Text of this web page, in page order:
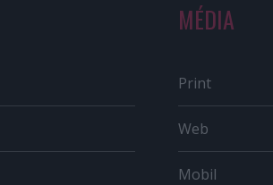
MÉDIA
Print
Web
Mobil